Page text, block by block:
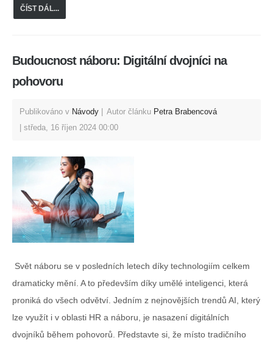
ČÍST DÁL...
Budoucnost náboru: Digitální dvojníci na
pohovoru
Publikováno v Návody Autor článku Petra Brabencová
středa, 16 říjen 2024 00:00
Svět náboru se v posledních letech díky technologiím celkem
dramaticky mění. A to především díky umělé inteligenci, která
proniká do všech odvětví. Jedním z nejnovějších trendů AI, který
lze využít i v oblasti HR a náboru, je nasazení digitálních
dvojníků během pohovorů. Představte si, že místo tradičního